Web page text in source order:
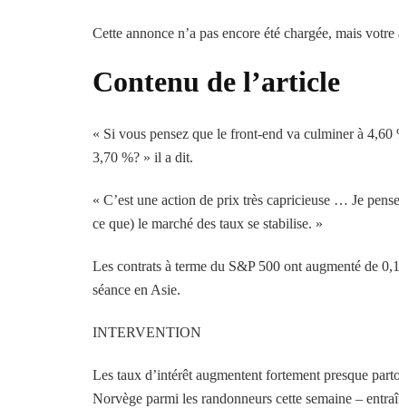
Cette annonce n’a pas encore été chargée, mais
Contenu de l’article
« Si vous pensez que le front-end va culminer à
3,70 %? » il a dit.
« C’est une action de prix très capricieuse … Je
ce que) le marché des taux se stabilise. »
Les contrats à terme du S&P 500 ont augmenté de
séance en Asie.
INTERVENTION
Les taux d’intérêt augmentent fortement presque
Norvège parmi les randonneurs cette semaine –